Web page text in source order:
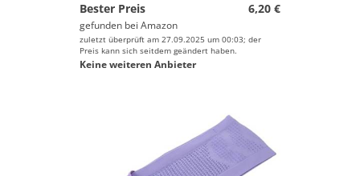
Bester Preis
6,20 €
gefunden bei Amazon
zuletzt überprüft am 27.09.2025 um 00:03; der
Preis kann sich seitdem geändert haben.
Keine weiteren Anbieter